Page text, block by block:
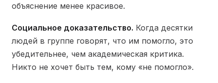
объяснение менее красивое.
Социальное доказательство. Когда десятки
людей в группе говорят, что им помогло, это
убедительнее, чем академическая критика.
Никто не хочет быть тем, кому «не помогло».